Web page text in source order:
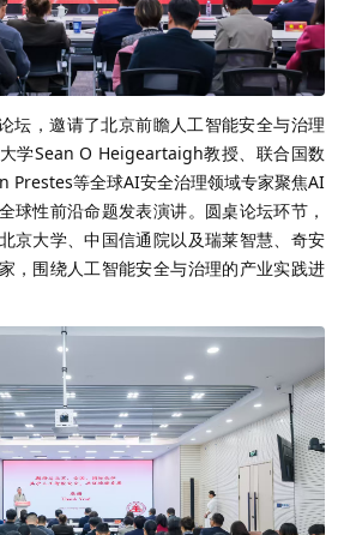
坛，邀请了北京前瞻人工智能安全与治理
学Sean O Heigeartaigh教授、联合国数
Prestes等全球AI安全治理领域专家聚焦AI
球性前沿命题发表演讲。圆桌论坛环节，
京大学、中国信通院以及瑞莱智慧、奇安
，围绕人工智能安全与治理的产业实践进